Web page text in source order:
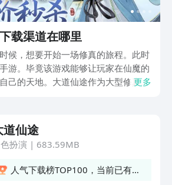
载渠道在哪里
候，想要开始一场修真的旅程。此时
游。毕竟该游戏能够让玩家在仙魔的
己的天地。大道仙途作为大型修真类
，能够获得沉浸式的3D体验感。
更多
道仙途
扮演 | 683.59MB
人气下载榜TOP100，当前已有